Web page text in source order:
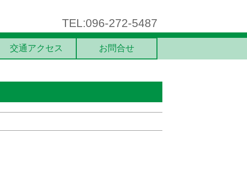
TEL:096-272-5487
交通アクセス お問合せ